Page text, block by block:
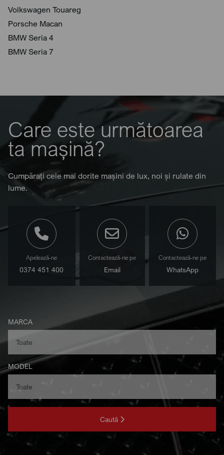
Volkswagen Touareg
Porsche Macan
BMW Seria 4
BMW Seria 7
Care este următoarea
ta mașină?
Cumpărați cele mai dorite mașini de lux, noi și rulate din
lume.
Apelează-ne
0374 451 400
Contactează-ne pe
Email
Contactează-ne pe
WhatsApp
MARCA
MODEL
Caută